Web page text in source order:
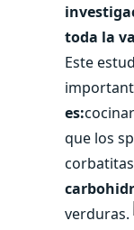
toda la
Este
es:
que los
verduras.